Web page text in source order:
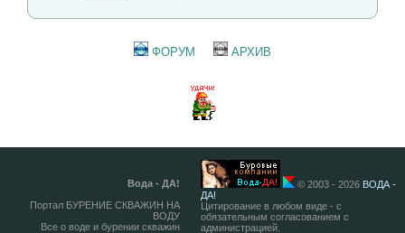
ФОРУМ АРХИВ
Вода - ДА!
Портал БУРЕНИЕ СКВАЖИН НА
ВОДУ
Все о воде и бурении скважин
© 2003 - 2026 ВОДА -
ДА!
Цитирование в любом виде - с
обязательным согласованием с
администрацией.